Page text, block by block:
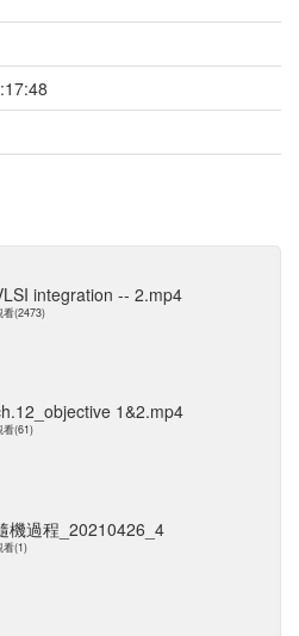
integration -- 2.mp4
看(2473)
1&2.mp4
看(61)
機過程_20210426_4
看(1)